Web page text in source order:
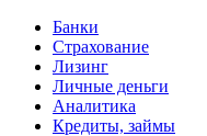
Банки
Страхование
Лизинг
Личные деньги
Аналитика
Кредиты, займы